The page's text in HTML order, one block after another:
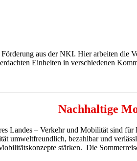
aus der NKI. Hier arbeiten die
Einheiten in verschiedenen
Nachhaltige
Landes – Verkehr und Mobilität sind
umweltfreundlich, bezahlbar und
stärken. Die